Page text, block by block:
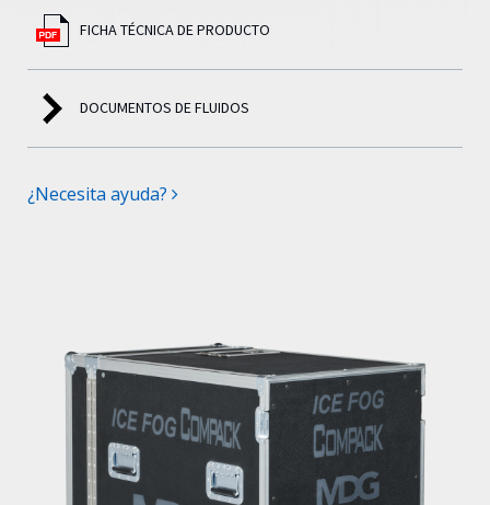
FICHA TÉCNICA DE PRODUCTO
DOCUMENTOS DE FLUIDOS
¿Necesita ayuda?